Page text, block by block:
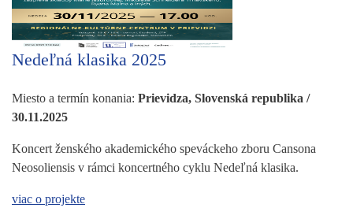
Nedeľná klasika 2025
Miesto a termín konania: Prievidza, Slovenská republika /
30.11.2025
Koncert ženského akademického speváckeho zboru Cansona
Neosoliensis v rámci koncertného cyklu Nedeľná klasika.
viac o projekte